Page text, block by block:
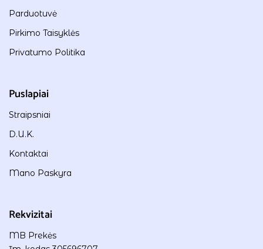
Parduotuvė
Pirkimo Taisyklės
Privatumo Politika
Puslapiai
Straipsniai
D.U.K.
Kontaktai
Mano Paskyra
Rekvizitai
MB Prekės